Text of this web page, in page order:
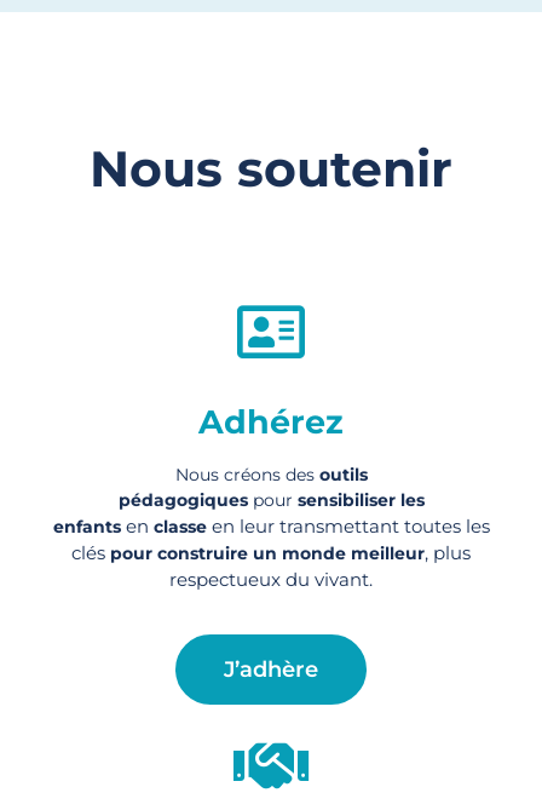
Nous soutenir
Adhérez
Nous créons des outils
pédagogiquespour sensibiliser les
enfantsen classeen leur transmettant toutes les
clés pour construire un monde meilleur, plus
respectueux du vivant.
J’adhère